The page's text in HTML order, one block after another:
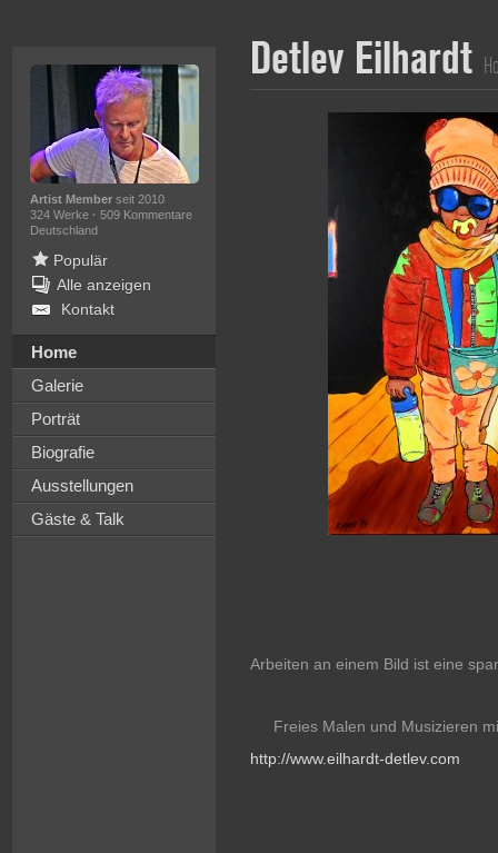
Artist Memberseit 2010
324 Werke · 509 Kommentare
Deutschland
Populär
Alle anzeigen
Kontakt
Home
Galerie
Porträt
Biografie
Ausstellungen
Gäste & Talk
Detlev Eilhardt
Arbeiten an einem Bild ist eine
Freies Malen und Musizieren
http://www.eilhardt-detlev.com